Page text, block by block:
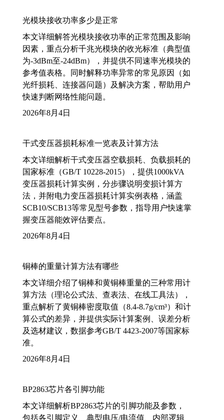
光模块接收功率多少是正常
本文详细解答光模块接收功率的正常范围及影响
因素，重点分析千兆光模块的收光标准（典型值
为-3dBm至-24dBm），并提供不同速率光模块的
参考值表格。同时解释功率异常的常见原因（如
光纤损耗、连接器问题）及解决方案，帮助用户
快速判断网络性能问题。
2026年8月4日
干式变压器损耗标准一览表及计算方法
本文详细解析干式变压器空载损耗、负载损耗的
国家标准（GB/T 10228-2015），提供1000kVA
变压器损耗计算实例，分步骤说明变损计算方
法，并附电力变压器损耗计算实例表格，涵盖
SCB10/SCB13等常见型号参数，指导用户快速掌
握变压器能效评估要点。
2026年8月4日
铜棒的重量计算方法有哪些
本文详细介绍了铜棒和黄铜棒重量的三种常用计
算方法（理论公式法、查表法、在线工具法），
重点解析了黄铜棒密度取值（8.4-8.7g/cm³）和计
算公式的差异，并提供实际计算案例、误差分析
及选材建议，数据参考GB/T 4423-2007等国家标
准。
2026年8月4日
BP2863芯片各引脚功能
本文详细解析BP2863芯片的引脚功能及参数，
包括各引脚定义、典型电压/电流值、内部逻辑